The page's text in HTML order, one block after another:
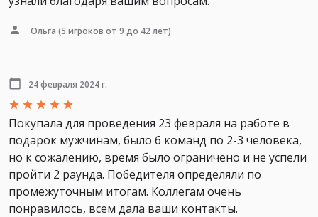
Ольга (5 игроков от 9 до 42 лет)
24 февраля 2024 г.
Покупала для проведения 23 февраля на работе в
подарок мужчинам, было 6 команд по 2-3 человека,
но к сожалению, время было ограничено и не успели
пройти 2 раунда. Победителя определяли по
промежуточным итогам. Коллегам очень
понравилось, всем дала ваши контакты.